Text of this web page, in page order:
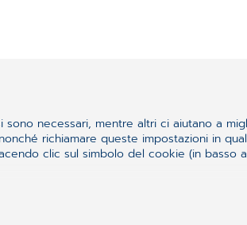
necessari, mentre altri ci aiutano a
richiamare queste impostazioni in
clic sul simbolo del cookie (in basso